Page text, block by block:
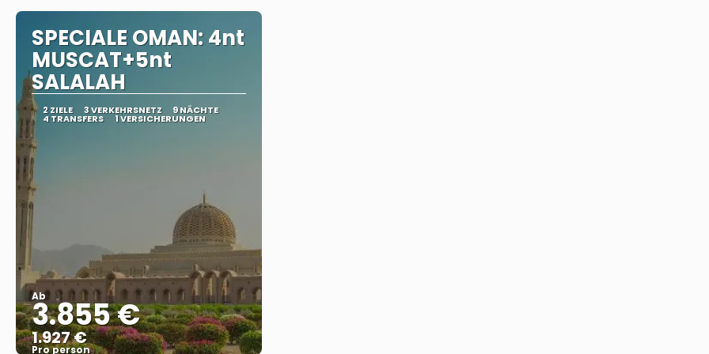
SPECIALE OMAN: 4nt
MUSCAT+5nt
SALALAH
2 ZIELE 3 VERKEHRSNETZ 9 NÄCHTE
4 TRANSFERS 1 VERSICHERUNGEN
Ab
3.855 €
1.927 €
Pro person